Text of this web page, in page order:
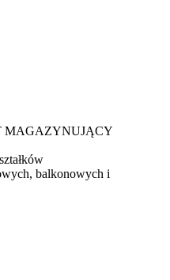
MAGAZYNUJĄCY
balkonowych i